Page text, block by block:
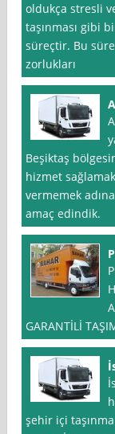
oldukça stresli
taşınması gibi
süreçtir. Bu
zorlukları
Beşiktaş
hizmet
vermemek
amaç edindik.
GARANTİLİ
şehir içi